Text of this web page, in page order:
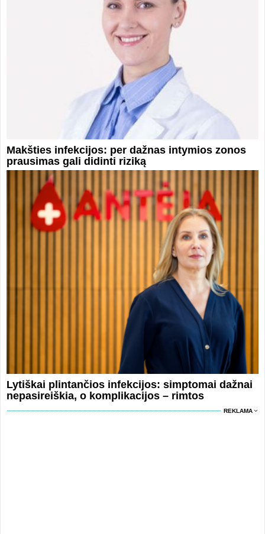
Makšties infekcijos: per dažnas intymios zonos
prausimas gali didinti riziką
Lytiškai plintančios infekcijos: simptomai dažnai
nepasireiškia, o komplikacijos – rimtos
REKLAMA